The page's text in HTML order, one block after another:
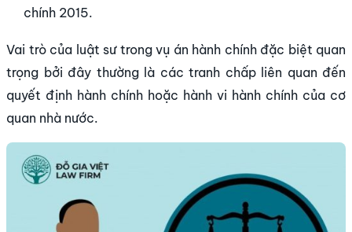
chính 2015.
Vai trò của luật sư trong vụ án hành chính đặc biệt quan
trọng bởi đây thường là các tranh chấp liên quan đến
quyết định hành chính hoặc hành vi hành chính của cơ
quan nhà nước.